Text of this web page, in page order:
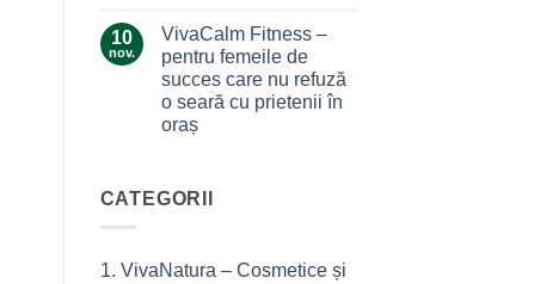
tree?
Ingredientul
de
top
10
nov.
VivaCalm Fitness –
pentru femeile de
succes care nu refuză
o seară cu prietenii în
oraș
VivaCalm
Fitness
de
CATEGORII
1. VivaNatura – Cosmetice și